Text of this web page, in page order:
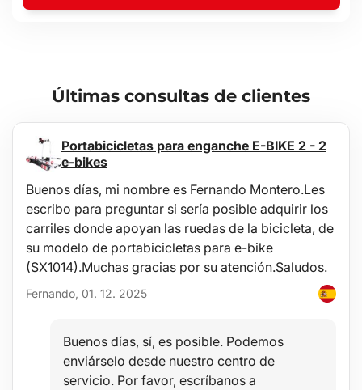
Últimas consultas de clientes
Portabicicletas para enganche E-BIKE 2 - 2
e-bikes
Buenos días, mi nombre es Fernando Montero.Les
escribo para preguntar si sería posible adquirir los
carriles donde apoyan las ruedas de la bicicleta, de
su modelo de portabicicletas para e-bike
(SX1014).Muchas gracias por su atención.Saludos.
Fernando, 01. 12. 2025
Buenos días, sí, es posible. Podemos
enviárselo desde nuestro centro de
servicio. Por favor, escríbanos a